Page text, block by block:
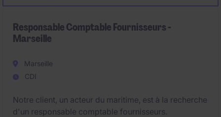
Responsable Comptable Fournisseurs -
Marseille
Marseille
CDI
Notre client, un acteur du maritime, est à la recherche
d'un responsable comptable fournisseurs.